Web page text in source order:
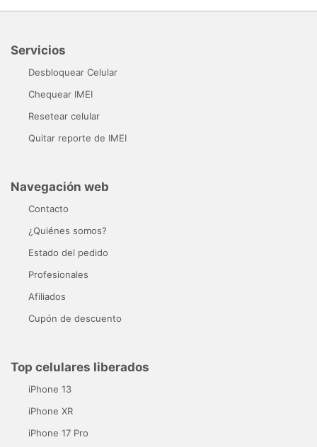
Servicios
Desbloquear Celular
Chequear IMEI
Resetear celular
Quitar reporte de IMEI
Navegación web
Contacto
¿Quiénes somos?
Estado del pedido
Profesionales
Afiliados
Cupón de descuento
Top celulares liberados
iPhone 13
iPhone XR
iPhone 17 Pro